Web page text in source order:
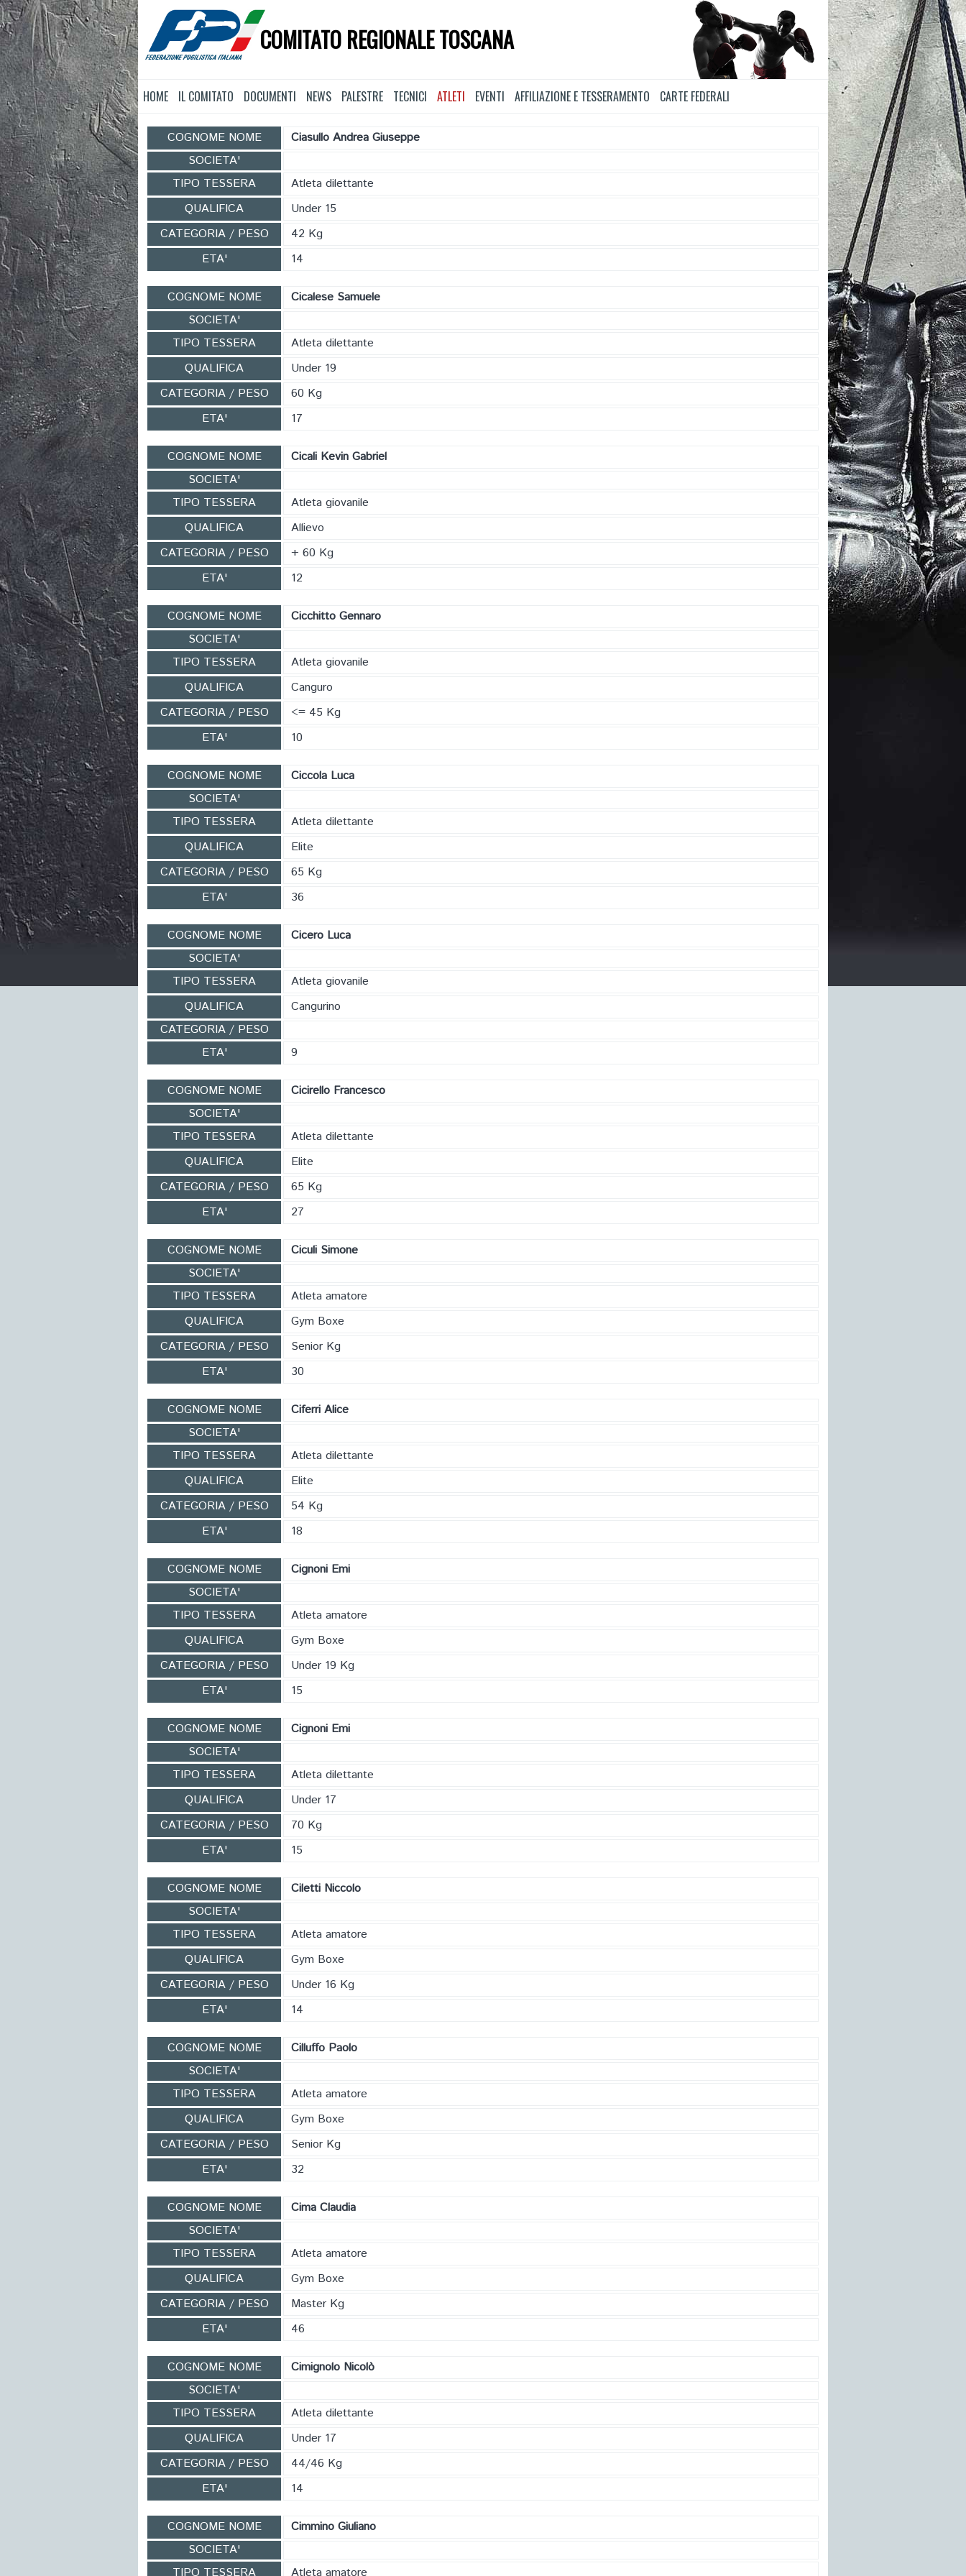
COMITATO REGIONALE TOSCANA
HOME IL COMITATO DOCUMENTI NEWS PALESTRE TECNICI ATLETI EVENTI AFFILIAZIONE E TESSERAMENTO CARTE FEDERALI
COGNOME NOME
Ciasullo Andrea Giuseppe
SOCIETA'
TIPO TESSERA
Atleta dilettante
QUALIFICA
Under 15
CATEGORIA / PESO
42 Kg
ETA'
14
COGNOME NOME
Cicalese Samuele
SOCIETA'
TIPO TESSERA
Atleta dilettante
QUALIFICA
Under 19
CATEGORIA / PESO
60 Kg
ETA'
17
COGNOME NOME
Cicali Kevin Gabriel
SOCIETA'
TIPO TESSERA
Atleta giovanile
QUALIFICA
Allievo
CATEGORIA / PESO
+ 60 Kg
ETA'
12
COGNOME NOME
Cicchitto Gennaro
SOCIETA'
TIPO TESSERA
Atleta giovanile
QUALIFICA
Canguro
CATEGORIA / PESO
<= 45 Kg
ETA'
10
COGNOME NOME
Ciccola Luca
SOCIETA'
TIPO TESSERA
Atleta dilettante
QUALIFICA
Elite
CATEGORIA / PESO
65 Kg
ETA'
36
COGNOME NOME
Cicero Luca
SOCIETA'
TIPO TESSERA
Atleta giovanile
QUALIFICA
Cangurino
CATEGORIA / PESO
ETA'
9
COGNOME NOME
Cicirello Francesco
SOCIETA'
TIPO TESSERA
Atleta dilettante
QUALIFICA
Elite
CATEGORIA / PESO
65 Kg
ETA'
27
COGNOME NOME
Ciculi Simone
SOCIETA'
TIPO TESSERA
Atleta amatore
QUALIFICA
Gym Boxe
CATEGORIA / PESO
Senior Kg
ETA'
30
COGNOME NOME
Ciferri Alice
SOCIETA'
TIPO TESSERA
Atleta dilettante
QUALIFICA
Elite
CATEGORIA / PESO
54 Kg
ETA'
18
COGNOME NOME
Cignoni Emi
SOCIETA'
TIPO TESSERA
Atleta amatore
QUALIFICA
Gym Boxe
CATEGORIA / PESO
Under 19 Kg
ETA'
15
COGNOME NOME
Cignoni Emi
SOCIETA'
TIPO TESSERA
Atleta dilettante
QUALIFICA
Under 17
CATEGORIA / PESO
70 Kg
ETA'
15
COGNOME NOME
Ciletti Niccolo
SOCIETA'
TIPO TESSERA
Atleta amatore
QUALIFICA
Gym Boxe
CATEGORIA / PESO
Under 16 Kg
ETA'
14
COGNOME NOME
Cilluffo Paolo
SOCIETA'
TIPO TESSERA
Atleta amatore
QUALIFICA
Gym Boxe
CATEGORIA / PESO
Senior Kg
ETA'
32
COGNOME NOME
Cima Claudia
SOCIETA'
TIPO TESSERA
Atleta amatore
QUALIFICA
Gym Boxe
CATEGORIA / PESO
Master Kg
ETA'
46
COGNOME NOME
Cimignolo Nicolò
SOCIETA'
TIPO TESSERA
Atleta dilettante
QUALIFICA
Under 17
CATEGORIA / PESO
44/46 Kg
ETA'
14
COGNOME NOME
Cimmino Giuliano
SOCIETA'